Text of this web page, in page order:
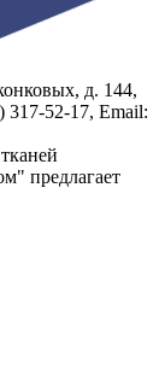
д. 144,
317-52-17, Email:
предлагает